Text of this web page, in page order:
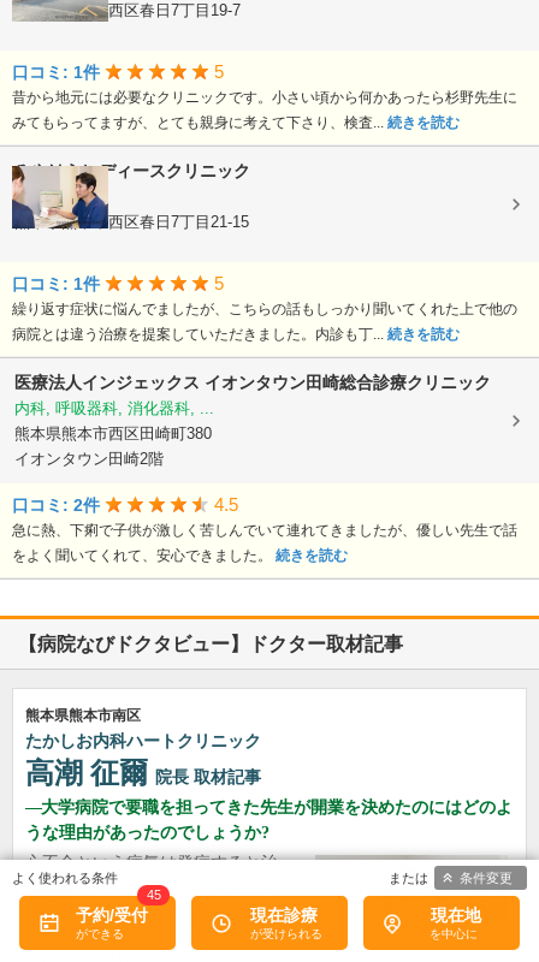
熊本県熊本市西区春日7丁目19-7
口コミ: 1件 5
昔から地元には必要なクリニックです。小さい頃から何かあったら杉野先生に
みてもらってますが、とても親身に考えて下さり、検査... 続きを読む
みやはらレディースクリニック
婦人科
熊本県熊本市西区春日7丁目21-15
口コミ: 1件 5
繰り返す症状に悩んでましたが、こちらの話もしっかり聞いてくれた上で他の
病院とは違う治療を提案していただきました。内診も丁... 続きを読む
医療法人インジェックス イオンタウン田崎総合診療クリニック
内科, 呼吸器科, 消化器科, ...
熊本県熊本市西区田崎町380
イオンタウン田崎2階
口コミ: 2件 4.5
急に熱、下痢で子供が激しく苦しんでいて連れてきましたが、優しい先生で話
をよく聞いてくれて、安心できました。 続きを読む
【病院なびドクタビュー】ドクター取材記事
熊本県熊本市南区
たかしお内科ハートクリニック
高潮 征爾 院長 取材記事
大学病院で要職を担ってきた先生が開業を決めたのにはどのよ
うな理由があったのでしょうか?
心不全という病気は発症すると治
ることはなく、患者さんは生涯付
き合っていかなくてはなりませ
ん。しかも、悪化と改善を繰り返
予約/受付
45
現在診療 現在地
条件変更